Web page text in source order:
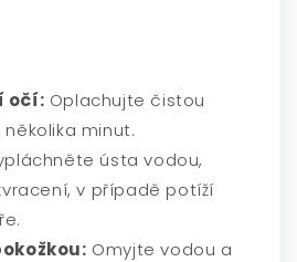
očí: Oplachujte čistou
minut.
ústa vodou,
v případě potíží
Omyjte vodou a